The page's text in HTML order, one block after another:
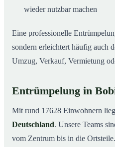
wieder nutzbar machen
Eine professionelle
sondern erleichtert häufig auch
Umzug, Verkauf, Vermietung
Entrümpelung in
Mit rund 17628 Einwohnern
Deutschland. Unsere Teams
vom Zentrum bis in die